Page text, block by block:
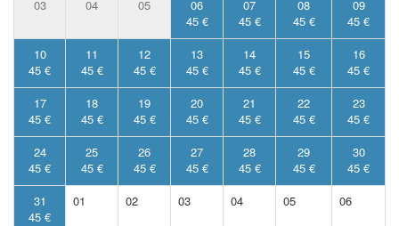
03 04 05
06
45 €
07
45 €
08
45 €
09
45 €
10
45 €
11
45 €
12
45 €
13
45 €
14
45 €
15
45 €
16
45 €
17
45 €
18
45 €
19
45 €
20
45 €
21
45 €
22
45 €
23
45 €
24
45 €
25
45 €
26
45 €
27
45 €
28
45 €
29
45 €
30
45 €
31
45 €
01 02 03 04 05 06